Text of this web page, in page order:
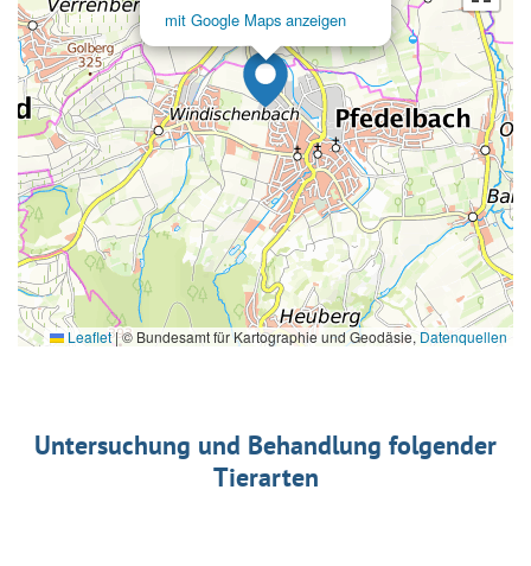
mit Google Maps anzeigen
Leaflet |© Bundesamt für Kartographie und Geodäsie, Datenquellen
Untersuchung und Behandlung folgender
Tierarten